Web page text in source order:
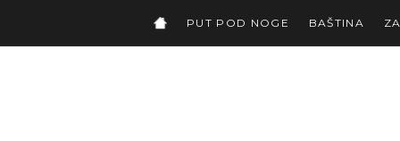
PUT POD NOGE BAŠTINA